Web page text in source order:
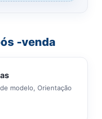
-venda
modelo, Orientação